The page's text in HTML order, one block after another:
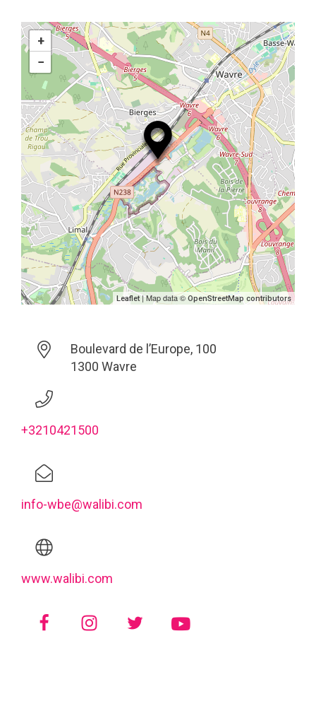
+
−
Leaflet| Map data ©OpenStreetMap contributors
Boulevard de l’Europe, 100
1300 Wavre
+3210421500
info-wbe@walibi.com
www.walibi.com